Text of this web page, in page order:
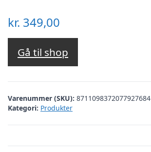
kr. 349,00
Gå til shop
Varenummer (SKU): 8711098372077927684
Kategori: Produkter